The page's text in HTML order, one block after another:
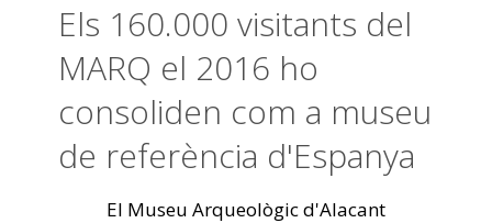
Els 160.000 visitants del
MARQ el 2016 ho
consoliden com a museu
de referència d'Espanya
El Museu Arqueològic d'Alacant